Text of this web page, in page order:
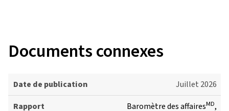
Documents connexes
D
a
Juillet 2026
Baromètre des affairesMD,